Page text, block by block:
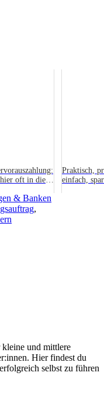
oft in die
Praktisch,
einfach,
& Banken
,
kleine und mittlere
Hier findest du
selbst zu führen